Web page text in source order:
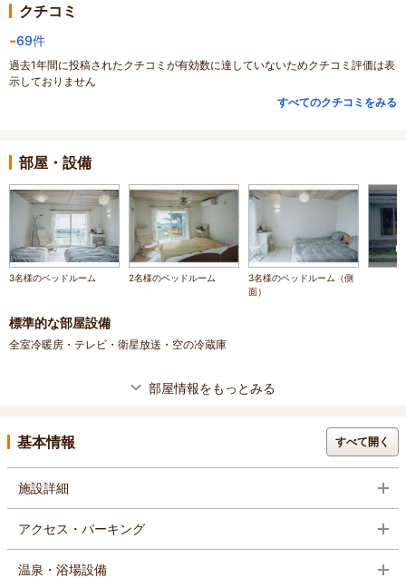
クチコミ
-69件
過去1年間に投稿されたクチコミが有効数に達していないためクチコミ評価は表
示しておりません
すべてのクチコミをみる
部屋・設備
3名様のベッドルーム 2名様のベッドルーム
3名様のベッドルーム（側
面）
標準的な部屋設備
全室冷暖房・テレビ・衛星放送・空の冷蔵庫
部屋情報をもっとみる
基本情報 すべて開く
施設詳細
アクセス・パーキング
温泉・浴場設備